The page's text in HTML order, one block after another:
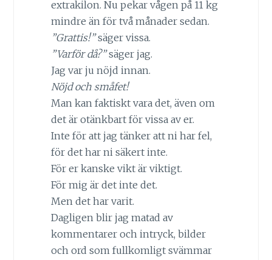
extrakilon. Nu pekar vågen på 11 kg
mindre än för två månader sedan.
”Grattis!”säger vissa.
”Varför då?”säger jag.
Jag var ju nöjd innan.
Nöjd och småfet!
Man kan faktiskt vara det, även om
det är otänkbart för vissa av er.
Inte för att jag tänker att ni har fel,
för det har ni säkert inte.
För er kanske vikt är viktigt.
För mig är det inte det.
Men det har varit.
Dagligen blir jag matad av
kommentarer och intryck, bilder
och ord som fullkomligt svämmar